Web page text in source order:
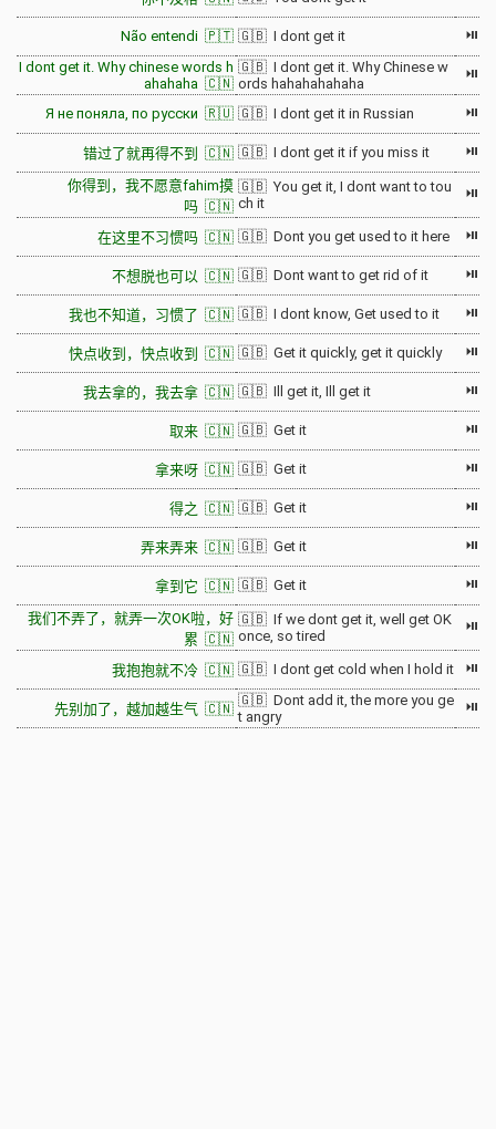
Não entendi 🇵🇹 🇬🇧 I dont get it
⏯
I dont get it. Why chinese words h
ahahaha 🇨🇳
🇬🇧 I dont get it. Why Chinese w
ords hahahahahaha
⏯
Я не поняла, по русски 🇷🇺 🇬🇧 I dont get it in Russian ⏯
错过了就再得不到 🇨🇳 🇬🇧 I dont get it if you miss it ⏯
你得到，我不愿意fahim摸
吗 🇨🇳
🇬🇧 You get it, I dont want to tou
ch it
⏯
在这里不习惯吗 🇨🇳 🇬🇧 Dont you get used to it here ⏯
不想脱也可以 🇨🇳 🇬🇧 Dont want to get rid of it ⏯
我也不知道，习惯了 🇨🇳 🇬🇧 I dont know, Get used to it ⏯
快点收到，快点收到 🇨🇳 🇬🇧 Get it quickly, get it quickly ⏯
我去拿的，我去拿 🇨🇳 🇬🇧 Ill get it, Ill get it ⏯
取来 🇨🇳 🇬🇧 Get it ⏯
拿来呀 🇨🇳 🇬🇧 Get it ⏯
得之 🇨🇳 🇬🇧 Get it ⏯
弄来弄来 🇨🇳 🇬🇧 Get it ⏯
拿到它 🇨🇳 🇬🇧 Get it ⏯
我们不弄了，就弄一次OK啦，好
累 🇨🇳
🇬🇧 If we dont get it, well get OK
once, so tired
⏯
我抱抱就不冷 🇨🇳 🇬🇧 I dont get cold when I hold it ⏯
先别加了，越加越生气 🇨🇳
🇬🇧 Dont add it, the more you ge
t angry
⏯